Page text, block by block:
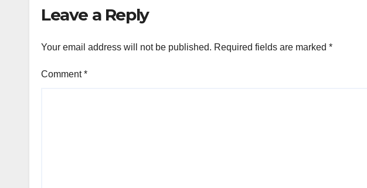
Leave a Reply
Your email address will not be published. Required fields are marked *
Comment*